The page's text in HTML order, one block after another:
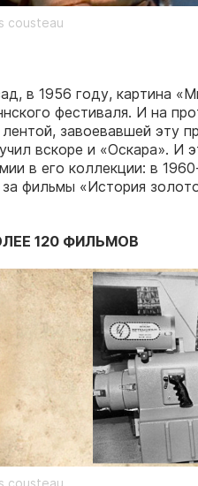
cousteau
в 1956 году, картина
фестиваля. И на
лентой, завоевавшей эту
вскоре и «Оскара». И
в его коллекции: в
за фильмы «История
120 ФИЛЬМОВ